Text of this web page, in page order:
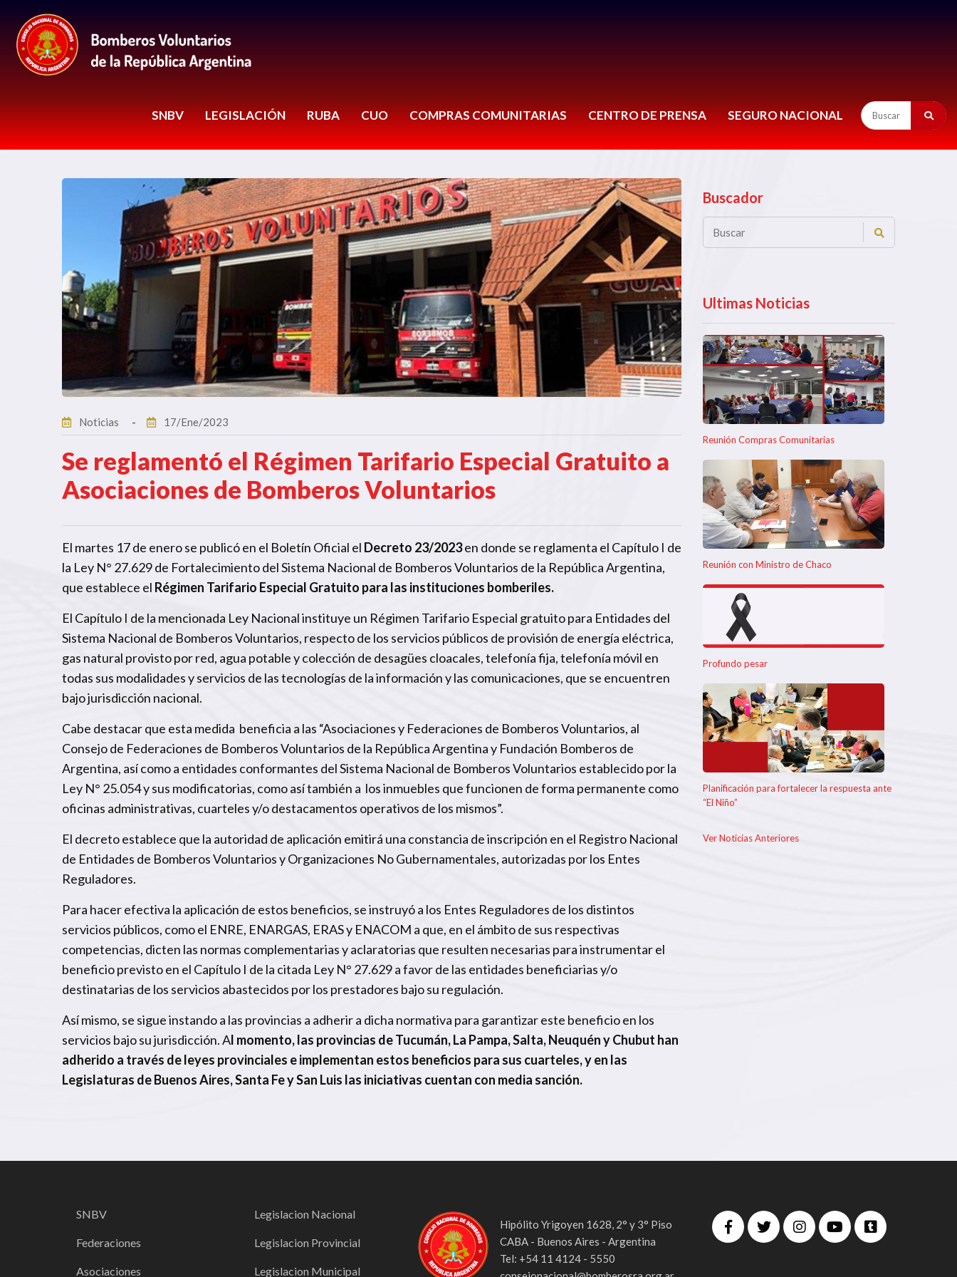
SNBV LEGISLACIÓN RUBA CUO COMPRAS COMUNITARIAS CENTRO DE PRENSA SEGURO NACIONAL
Noticias 17/Ene/2023
Se reglamentó el Régimen Tarifario Especial Gratuito a
Asociaciones de Bomberos Voluntarios
El martes 17 de enero se publicó en el Boletín Oficial el Decreto 23/2023en donde se reglamenta el Capítulo I de
la Ley N° 27.629 de Fortalecimiento del Sistema Nacional de Bomberos Voluntarios de la República Argentina,
que establece el Régimen Tarifario Especial Gratuito para las instituciones bomberiles.
El Capítulo I de la mencionada Ley Nacional instituye un Régimen Tarifario Especial gratuito para Entidades del
Sistema Nacional de Bomberos Voluntarios, respecto de los servicios públicos de provisión de energía eléctrica,
gas natural provisto por red, agua potable y colección de desagües cloacales, telefonía fija, telefonía móvil en
todas sus modalidades y servicios de las tecnologías de la información y las comunicaciones, que se encuentren
bajo jurisdicción nacional.
Cabe destacar que esta medida beneficia a las “Asociaciones y Federaciones de Bomberos Voluntarios, al
Consejo de Federaciones de Bomberos Voluntarios de la República Argentina y Fundación Bomberos de
Argentina, así como a entidades conformantes del Sistema Nacional de Bomberos Voluntarios establecido por la
Ley N° 25.054 y sus modificatorias, como así también a los inmuebles que funcionen de forma permanente como
oficinas administrativas, cuarteles y/o destacamentos operativos de los mismos”.
El decreto establece que la autoridad de aplicación emitirá una constancia de inscripción en el Registro Nacional
de Entidades de Bomberos Voluntarios y Organizaciones No Gubernamentales, autorizadas por los Entes
Reguladores.
Para hacer efectiva la aplicación de estos beneficios, se instruyó a los Entes Reguladores de los distintos
servicios públicos, como el ENRE, ENARGAS, ERAS y ENACOM a que, en el ámbito de sus respectivas
competencias, dicten las normas complementarias y aclaratorias que resulten necesarias para instrumentar el
beneficio previsto en el Capítulo I de la citada Ley N° 27.629 a favor de las entidades beneficiarias y/o
destinatarias de los servicios abastecidos por los prestadores bajo su regulación.
Así mismo, se sigue instando a las provincias a adherir a dicha normativa para garantizar este beneficio en los
servicios bajo su jurisdicción. Al momento, las provincias de Tucumán, La Pampa, Salta, Neuquén y Chubut han
adherido a través de leyes provinciales e implementan estos beneficios para sus cuarteles, y en las
Legislaturas de Buenos Aires, Santa Fe y San Luis las iniciativas cuentan con media sanción.
Buscador
Ultimas Noticias
Reunión Compras Comunitarias
Reunión con Ministro de Chaco
Profundo pesar
Planificación para fortalecer la respuesta ante
“El Niño”
Ver Noticias Anteriores
SNBV
Federaciones
Asociaciones
Legislacion Nacional
Legislacion Provincial
Legislacion Municipal
Hipólito Yrigoyen 1628, 2° y 3° Piso
CABA - Buenos Aires - Argentina
Tel: +54 11 4124 - 5550